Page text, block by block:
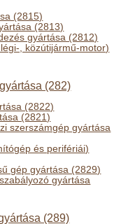
(2815)
(2813)
gyártása (2812)
, közútijármű-motor)
(282)
(2822)
(2821)
szerszámgép gyártása
és perifériái)
gép gyártása (2829)
gyártása
(289)